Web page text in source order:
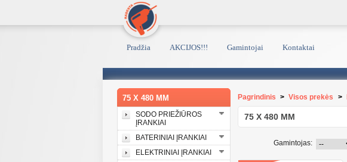
Pradžia AKCIJOS!!! Gamintojai Kontaktai
75 X 480 MM
SODO PRIEŽIŪROS
ĮRANKIAI
BATERINIAI ĮRANKIAI
ELEKTRINIAI ĮRANKIAI
Pagrindinis > Visos prekės >
75 X 480 MM
Gamintojas: